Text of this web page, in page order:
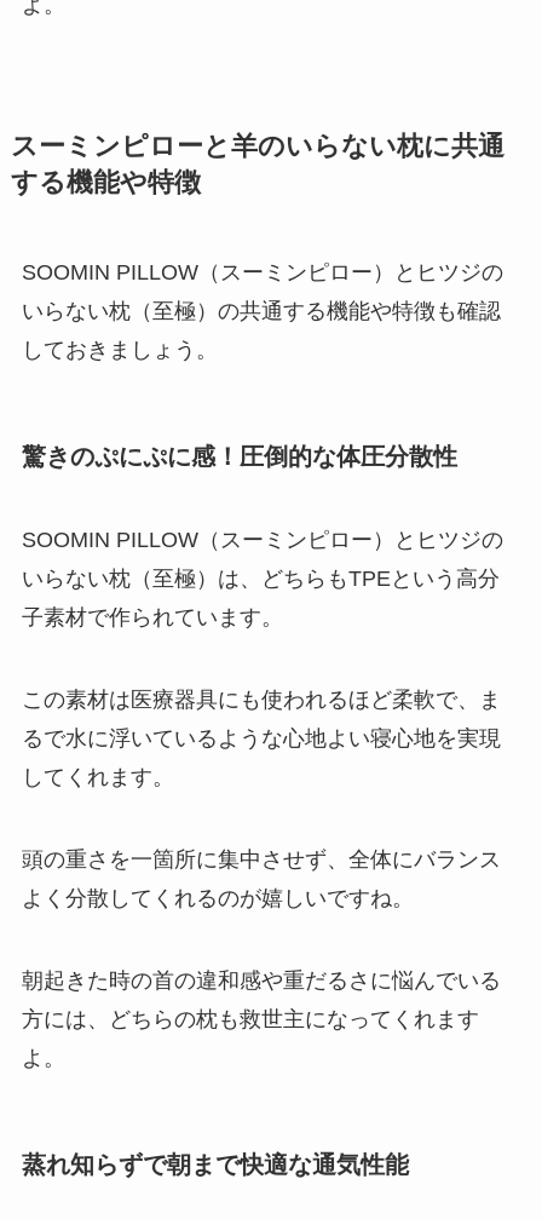
スーミンピローと羊のいらない枕に共通
する機能や特徴
SOOMIN PILLOW（スーミンピロー）とヒツジの
いらない枕（至極）の共通する機能や特徴も確認
しておきましょう。
驚きのぷにぷに感！圧倒的な体圧分散性
SOOMIN PILLOW（スーミンピロー）とヒツジの
いらない枕（至極）は、どちらもTPEという高分
子素材で作られています。
この素材は医療器具にも使われるほど柔軟で、ま
るで水に浮いているような心地よい寝心地を実現
してくれます。
頭の重さを一箇所に集中させず、全体にバランス
よく分散してくれるのが嬉しいですね。
朝起きた時の首の違和感や重だるさに悩んでいる
方には、どちらの枕も救世主になってくれます
よ。
蒸れ知らずで朝まで快適な通気性能